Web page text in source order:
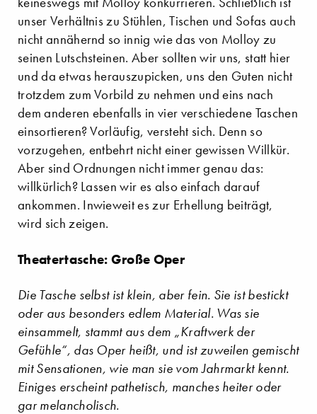
unser Verhältnis zu Stühlen, Tischen und Sofas auch
nicht annähernd so innig wie das von Molloy zu
seinen Lutschsteinen. Aber sollten wir uns, statt hier
und da etwas herauszupicken, uns den Guten nicht
trotzdem zum Vorbild zu nehmen und eins nach
dem anderen ebenfalls in vier verschiedene Taschen
einsortieren? Vorläufig, versteht sich. Denn so
vorzugehen, entbehrt nicht einer gewissen Willkür.
Aber sind Ordnungen nicht immer genau das:
willkürlich? Lassen wir es also einfach darauf
ankommen. Inwieweit es zur Erhellung beiträgt,
wird sich zeigen.
Theatertasche: Große Oper
Die Tasche selbst ist klein, aber fein. Sie ist bestickt
oder aus besonders edlem Material. Was sie
einsammelt, stammt aus dem „Kraftwerk der
Gefühle“, das Oper heißt, und ist zuweilen gemischt
mit Sensationen, wie man sie vom Jahrmarkt kennt.
Einiges erscheint pathetisch, manches heiter oder
gar melancholisch.